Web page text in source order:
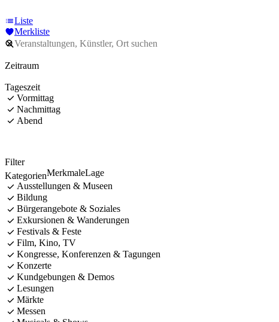
Liste
Merkliste
Zeitraum
Tageszeit
Vormittag
Nachmittag
Abend
Filter
KategorienMerkmaleLage
Ausstellungen & Museen
Bildung
Bürgerangebote & Soziales
Exkursionen & Wanderungen
Festivals & Feste
Film, Kino, TV
Kongresse, Konferenzen & Tagungen
Konzerte
Kundgebungen & Demos
Lesungen
Märkte
Messen